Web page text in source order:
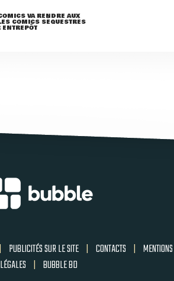
VA RENDRE AUX
COMICS SÉQUESTRÉS
| PUBLICITÉS SUR LE SITE | CONTACTS | MENTIONS
LÉGALES | BUBBLE BD